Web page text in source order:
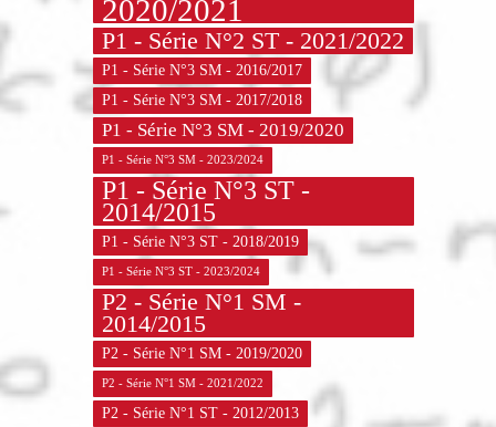
2020/2021
P1 - Série N°2 ST - 2021/2022
P1 - Série N°3 SM - 2016/2017
P1 - Série N°3 SM - 2017/2018
P1 - Série N°3 SM - 2019/2020
P1 - Série N°3 SM - 2023/2024
P1 - Série N°3 ST -
2014/2015
P1 - Série N°3 ST - 2018/2019
P1 - Série N°3 ST - 2023/2024
P2 - Série N°1 SM -
2014/2015
P2 - Série N°1 SM - 2019/2020
P2 - Série N°1 SM - 2021/2022
P2 - Série N°1 ST - 2012/2013